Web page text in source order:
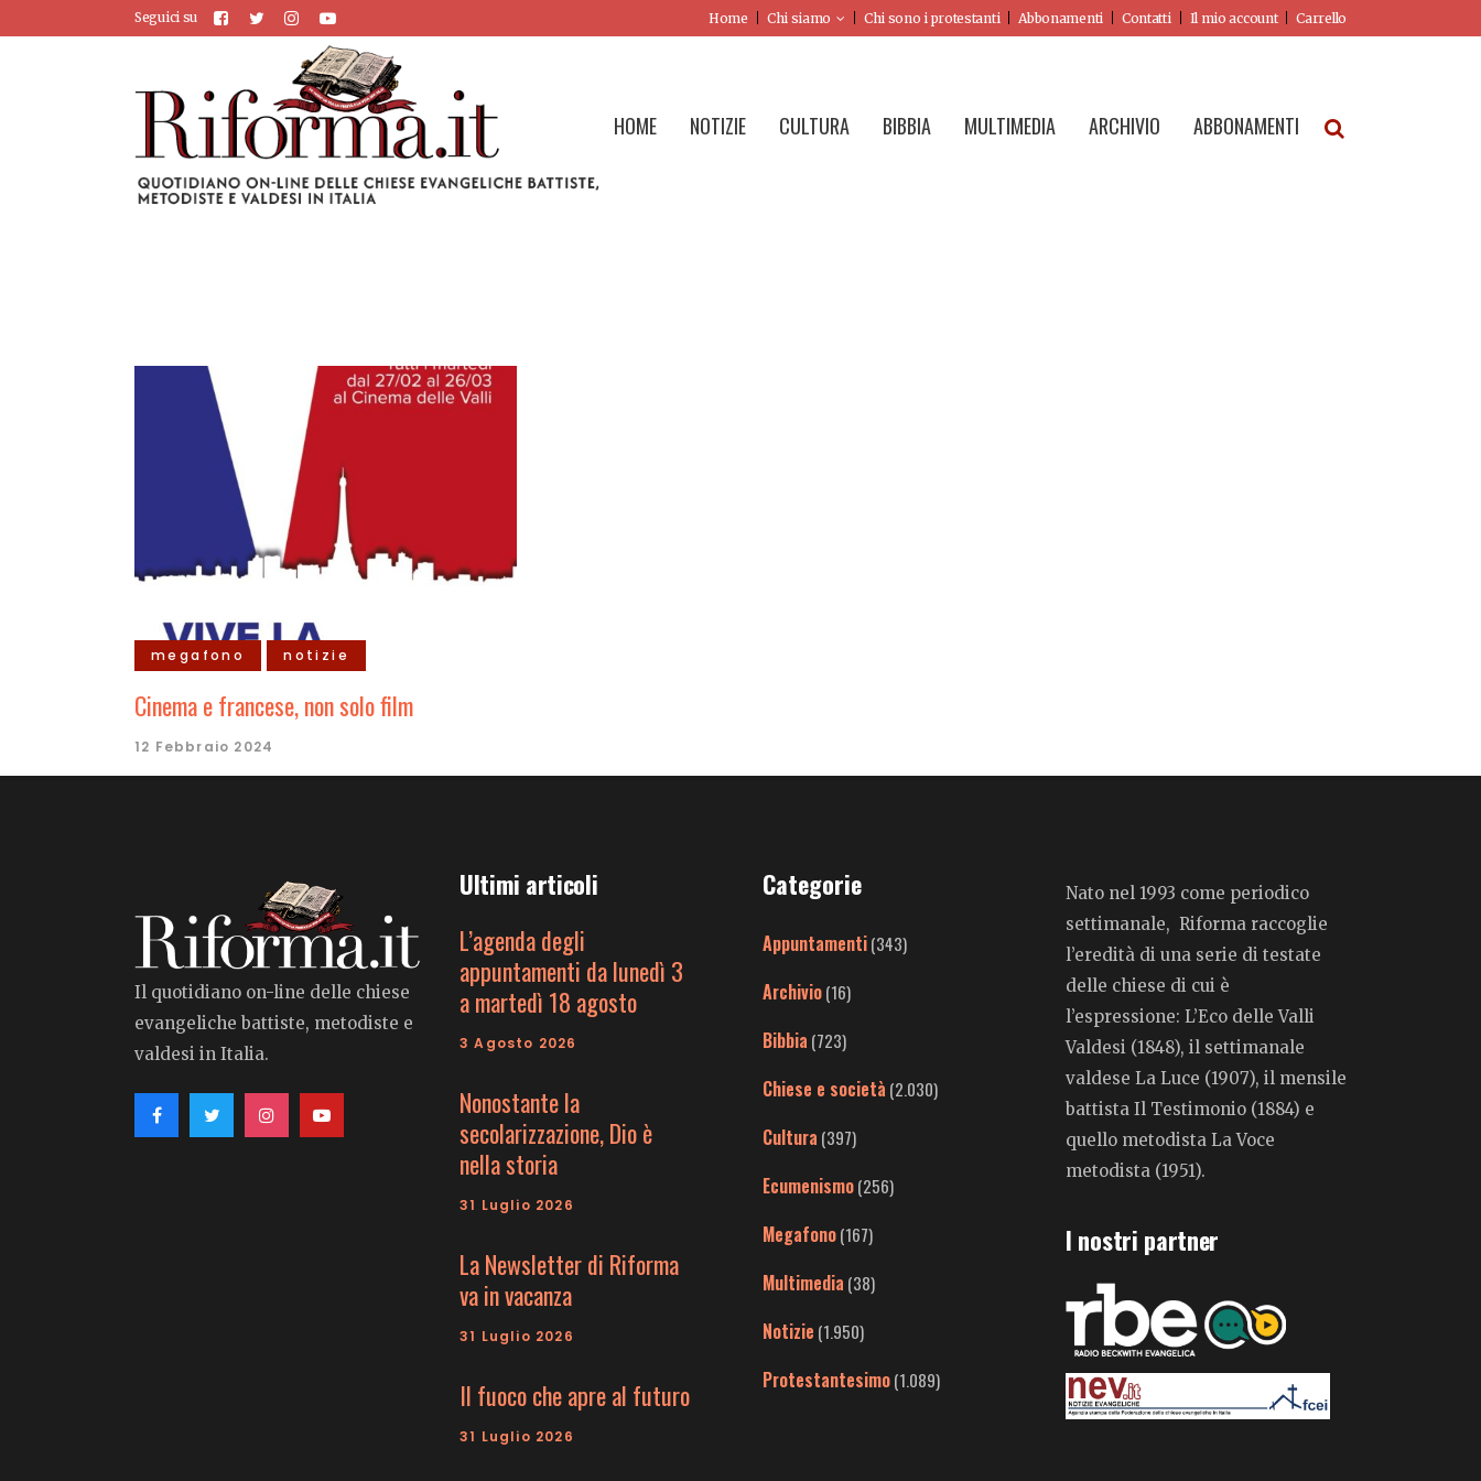
Seguici su Home Chi siamo Chi sono i protestanti Abbonamenti Contatti Il mio account Carrello
HOME NOTIZIE CULTURA BIBBIA MULTIMEDIA ARCHIVIO ABBONAMENTI
megafono notizie
Cinema e francese, non solo film
12 Febbraio 2024
Il quotidiano on-line delle chiese
evangeliche battiste, metodiste e
valdesi in Italia.
Ultimi articoli
L’agenda degli
appuntamenti da lunedì 3
a martedì 18 agosto
3 Agosto 2026
Nonostante la
secolarizzazione, Dio è
nella storia
31 Luglio 2026
La Newsletter di Riforma
va in vacanza
31 Luglio 2026
Il fuoco che apre al futuro
31 Luglio 2026
Categorie
Appuntamenti(343)
Archivio(16)
Bibbia (723)
Chiese e società (2.030)
Cultura (397)
Ecumenismo(256)
Megafono(167)
Multimedia (38)
Notizie (1.950)
Protestantesimo(1.089)
Nato nel 1993 come periodico
settimanale, Riforma raccoglie
l’eredità di una serie di testate
delle chiese di cui è
l’espressione: L’Eco delle Valli
Valdesi (1848), il settimanale
valdese La Luce (1907), il mensile
battista Il Testimonio (1884) e
quello metodista La Voce
metodista (1951).
I nostri partner